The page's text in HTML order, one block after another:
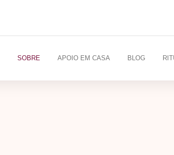
SOBRE APOIO EM CASA BLOG